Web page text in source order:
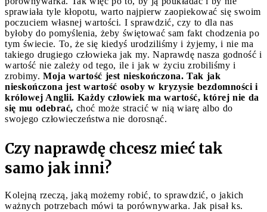
sprawiała tyle kłopotu, warto najpierw zaopiekować się swoim
poczuciem własnej wartości. I sprawdzić, czy to dla nas
byłoby do pomyślenia, żeby świętować sam fakt chodzenia po
tym świecie. To, że się kiedyś urodziliśmy i żyjemy, i nie ma
takiego drugiego człowieka jak my. Naprawdę nasza godność i
wartość nie zależy od tego, ile i jak w życiu zrobiliśmy i
zrobimy. Moja wartość jest nieskończona. Tak jak
nieskończona jest wartość osoby w kryzysie bezdomności i
królowej Anglii. Każdy człowiek ma wartość, której nie da
się mu odebrać, choć może stracić w nią wiarę albo do
swojego człowieczeństwa nie dorosnąć.
Czy naprawdę chcesz mieć tak
samo jak inni?
Kolejną rzeczą, jaką możemy robić, to sprawdzić, o jakich
ważnych potrzebach mówi ta porównywarka. Jak pisał ks.